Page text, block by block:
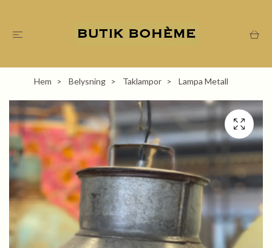
Hem Belysning Taklampor Lampa Metall